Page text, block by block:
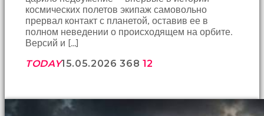
космических полетов экипаж самовольно
прервал контакт с планетой, оставив ее в
полном неведении о происходящем на орбите.
Версий и […]
TODAY15.05.2026 368 12